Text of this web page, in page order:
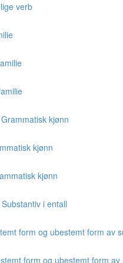
verb
kjønn
kjønn
kjønn
i entall
form og ubestemt form av
form og ubestemt form av